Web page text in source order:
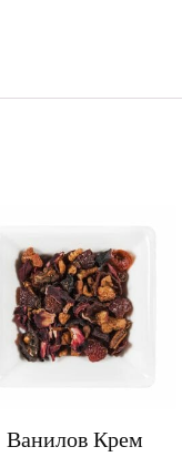
Ванилов Крем